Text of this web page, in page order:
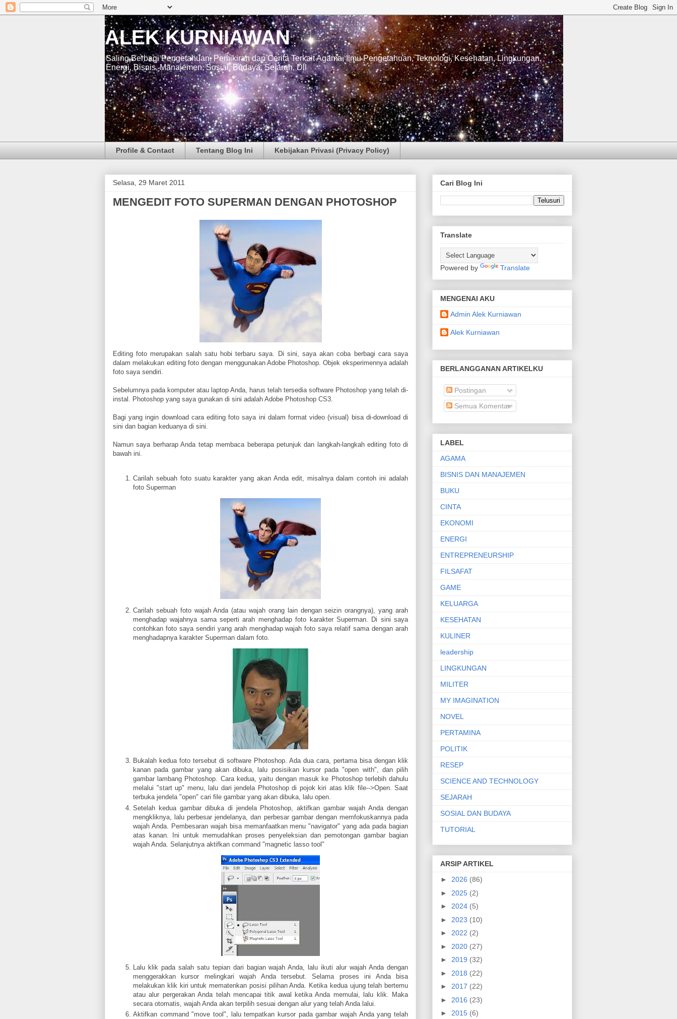
ALEK KURNIAWAN
Saling Berbagi Pengetahuan, Pemikiran dan Cerita Terkait Agama, Ilmu Pengetahuan, Teknologi, Kesehatan, Lingkungan,
Energi, Bisnis, Manajemen, Sosial, Budaya, Sejarah, Dll
Profile & Contact Tentang Blog Ini Kebijakan Privasi (Privacy Policy)
Selasa, 29 Maret 2011
MENGEDIT FOTO SUPERMAN DENGAN PHOTOSHOP
Editing foto merupakan salah satu hobi terbaru saya. Di sini, saya akan coba berbagi cara saya
dalam melakukan editing foto dengan menggunakan Adobe Photoshop. Objek eksperimennya adalah
foto saya sendiri.
Sebelumnya pada komputer atau laptop Anda, harus telah tersedia software Photoshop yang telah di-
instal. Photoshop yang saya gunakan di sini adalah Adobe Photoshop CS3.
Bagi yang ingin download cara editing foto saya ini dalam format video (visual) bisa di-download di
sini dan bagian keduanya di sini.
Namun saya berharap Anda tetap membaca beberapa petunjuk dan langkah-langkah editing foto di
bawah ini.
Carilah sebuah foto suatu karakter yang akan Anda edit, misalnya dalam contoh ini adalah
foto Superman
Carilah sebuah foto wajah Anda (atau wajah orang lain dengan seizin orangnya), yang arah
menghadap wajahnya sama seperti arah menghadap foto karakter Superman. Di sini saya
contohkan foto saya sendiri yang arah menghadap wajah foto saya relatif sama dengan arah
menghadapnya karakter Superman dalam foto.
Bukalah kedua foto tersebut di software Photoshop. Ada dua cara, pertama bisa dengan klik
kanan pada gambar yang akan dibuka, lalu posisikan kursor pada "open with", dan pilih
gambar lambang Photoshop. Cara kedua, yaitu dengan masuk ke Photoshop terlebih dahulu
melalui "start up" menu, lalu dari jendela Photoshop di pojok kiri atas klik file-->Open. Saat
terbuka jendela "open" cari file gambar yang akan dibuka, lalu open.
Setelah kedua gambar dibuka di jendela Photoshop, aktifkan gambar wajah Anda dengan
mengkliknya, lalu perbesar jendelanya, dan perbesar gambar dengan memfokuskannya pada
wajah Anda. Pembesaran wajah bisa memanfaatkan menu "navigator" yang ada pada bagian
atas kanan. Ini untuk memudahkan proses penyeleksian dan pemotongan gambar bagian
wajah Anda. Selanjutnya aktifkan command "magnetic lasso tool"
Lalu klik pada salah satu tepian dari bagian wajah Anda, lalu ikuti alur wajah Anda dengan
menggerakkan kursor melingkari wajah Anda tersebut. Selama proses ini Anda bisa
melakukan klik kiri untuk mematenkan posisi pilihan Anda. Ketika kedua ujung telah bertemu
atau alur pergerakan Anda telah mencapai titik awal ketika Anda memulai, lalu klik. Maka
secara otomatis, wajah Anda akan terpilih sesuai dengan alur yang telah Anda lalui.
Aktifkan command "move tool", lalu tempatkan kursor pada gambar wajah Anda yang telah
Cari Blog Ini
Translate
Powered by Translate
MENGENAI AKU
Admin Alek Kurniawan
Alek Kurniawan
BERLANGGANAN ARTIKELKU
Postingan
Semua Komentar
LABEL
AGAMA
BISNIS DAN MANAJEMEN
BUKU
CINTA
EKONOMI
ENERGI
ENTREPRENEURSHIP
FILSAFAT
GAME
KELUARGA
KESEHATAN
KULINER
leadership
LINGKUNGAN
MILITER
MY IMAGINATION
NOVEL
PERTAMINA
POLITIK
RESEP
SCIENCE AND TECHNOLOGY
SEJARAH
SOSIAL DAN BUDAYA
TUTORIAL
ARSIP ARTIKEL
► 2026 (86)
► 2025 (2)
► 2024 (5)
► 2023 (10)
► 2022 (2)
► 2020 (27)
► 2019 (32)
► 2018 (22)
► 2017 (22)
► 2016 (23)
► 2015 (6)